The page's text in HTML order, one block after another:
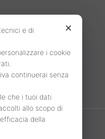
✕
e di
i cookie
continuerai senza
che i tuoi dati
allo scopo di
della